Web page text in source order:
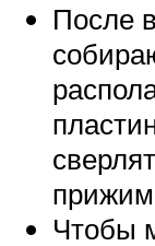
После
Чтобы